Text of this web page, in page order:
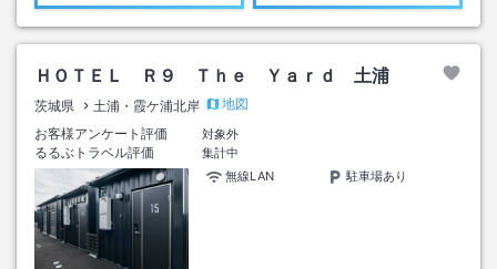
ＨＯＴＥＬ Ｒ９ Ｔｈｅ Ｙａｒｄ 土浦
茨城県 土浦・霞ケ浦北岸
地図
お客様アンケート評価
対象外
るるぶトラベル評価
集計中
無線LAN
駐車場あり